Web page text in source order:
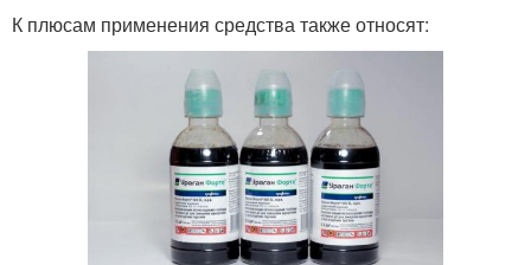
К плюсам применения средства также относят: